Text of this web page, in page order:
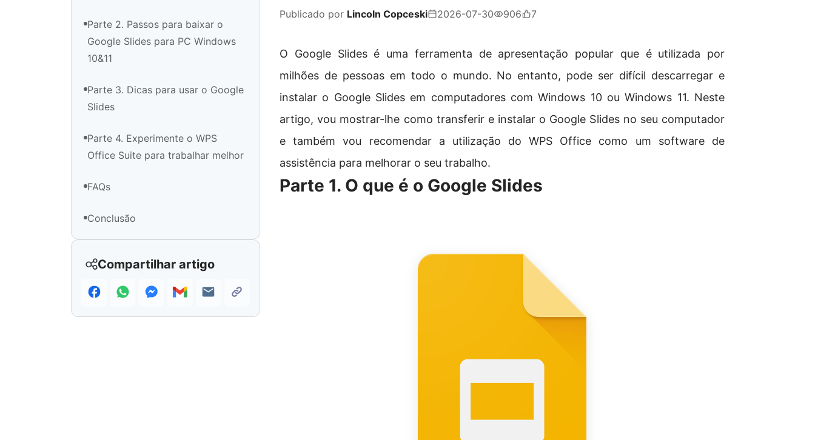
Parte 2. Passos para baixar o
Google Slides para PC Windows
10&11
Parte 3. Dicas para usar o Google
Slides
Parte 4. Experimente o WPS
Office Suite para trabalhar melhor
FAQs
Conclusão
Compartilhar artigo
Publicado por Lincoln Copceski 2026-07-30 906 7
O Google Slides é uma ferramenta de apresentação popular que é utilizada por
milhões de pessoas em todo o mundo. No entanto, pode ser difícil descarregar e
instalar o Google Slides em computadores com Windows 10 ou Windows 11. Neste
artigo, vou mostrar-lhe como transferir e instalar o Google Slides no seu computador
e também vou recomendar a utilização do WPS Office como um software de
assistência para melhorar o seu trabalho.
Parte 1. O que é o Google Slides